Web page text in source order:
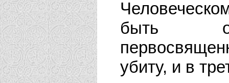
быть
убиту, и в